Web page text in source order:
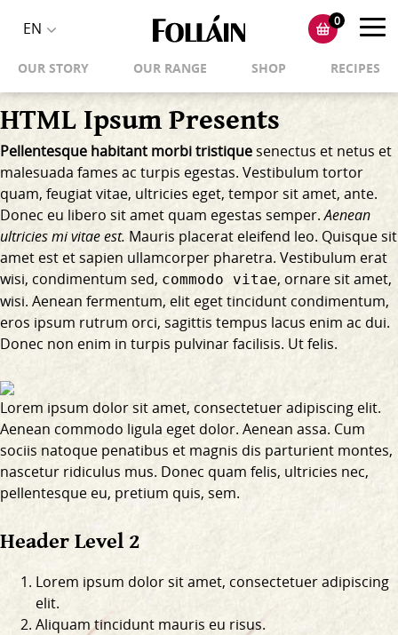
EN
language
selector
0
OUR STORY OUR RANGE SHOP RECIPES
HTML Ipsum Presents
Pellentesque habitant morbi tristiquesenectus et netus et
malesuada fames ac turpis egestas. Vestibulum tortor
quam, feugiat vitae, ultricies eget, tempor sit amet, ante.
Donec eu libero sit amet quam egestas semper.Aenean
ultricies mi vitae est. Mauris placerat eleifend leo. Quisque sit
amet est et sapien ullamcorper pharetra. Vestibulum erat
wisi, condimentum sed, commodo vitae, ornare sit amet,
wisi. Aenean fermentum, elit eget tincidunt condimentum,
eros ipsum rutrum orci, sagittis tempus lacus enim ac dui.
Donec non enim in turpis pulvinar facilisis. Ut felis.
Lorem ipsum dolor sit amet, consectetuer adipiscing elit.
Aenean commodo ligula eget dolor. Aenean assa. Cum
sociis natoque penatibus et magnis dis parturient montes,
nascetur ridiculus mus. Donec quam felis, ultricies nec,
pellentesque eu, pretium quis, sem.
Header Level 2
Lorem ipsum dolor sit amet, consectetuer adipiscing
elit.
Aliquam tincidunt mauris eu risus.